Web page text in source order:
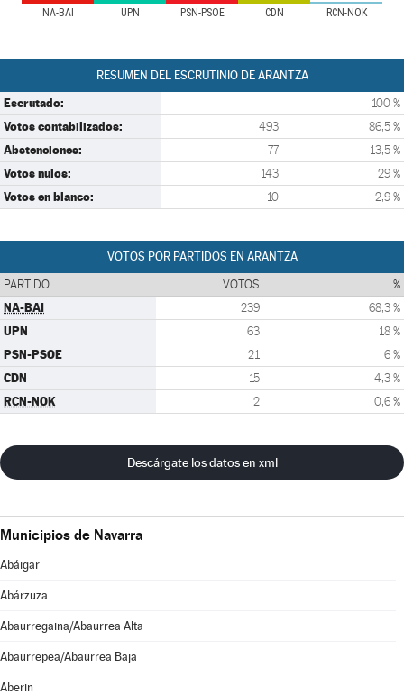
NA-BAI UPN PSN-PSOE CDN RCN-NOK
RESUMEN DEL ESCRUTINIO DE ARANTZA
Escrutado: 100 %
Votos contabilizados: 493 86,5 %
Abstenciones: 77 13,5 %
Votos nulos: 143 29 %
Votos en blanco: 10 2,9 %
VOTOS POR PARTIDOS EN ARANTZA
PARTIDO VOTOS %
NA-BAI 239 68,3 %
UPN 63 18 %
PSN-PSOE 21 6 %
CDN 15 4,3 %
RCN-NOK 2 0,6 %
Descárgate los datos en xml
Municipios de Navarra
Abáigar
Abárzuza
Abaurregaina/Abaurrea Alta
Abaurrepea/Abaurrea Baja
Aberin